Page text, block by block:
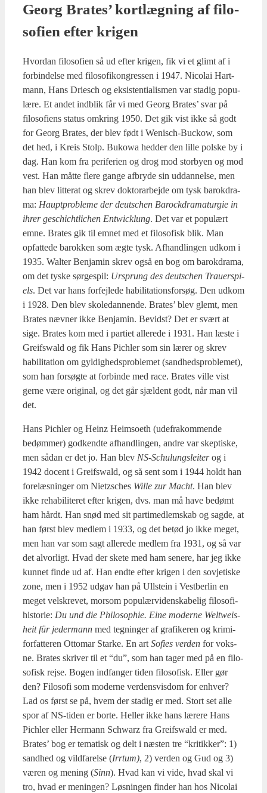
Georg Bra­tes’ kort­læg­ning af filo­
so­fi­en efter kri­gen
Hvor­dan filo­so­fi­en så ud efter kri­gen, fik vi et glimt af i
for­bin­del­se med filo­so­fi­kon­gres­sen i 1947. Nico­lai Hart­
mann, Hans Dri­esch og eksi­sten­ti­a­lis­men var sta­dig popu­
læ­re. Et andet ind­blik får vi med Georg Bra­tes’ svar på
filo­so­fi­ens sta­tus omkring 1950. Det gik vist ikke så godt
for Georg Bra­tes, der blev født i Weni­sch-Buck­ow, som
det hed, i Kreis Stolp. Bukowa hed­der den lil­le pol­ske by i
dag. Han kom fra peri­fe­ri­en og drog mod stor­by­en og mod
vest. Han måt­te fle­re gan­ge afbry­de sin uddan­nel­se, men
han blev lit­te­rat og skrev dok­to­r­ar­bej­de om tysk barokdra­
ma: Haupt­pro­ble­me der deut­schen Baro­ck­dra­ma­tur­gie in
ihrer ges­chi­cht­li­chen Entwi­c­k­lung. Det var et popu­lært
emne. Bra­tes gik til emnet med et filo­so­fisk blik. Man
opfat­te­de barok­ken som ægte tysk. Afhand­lin­gen udkom i
1935. Wal­ter Benja­min skrev også en bog om barokdra­ma,
om det tyske sør­ge­spil: Ursprung des deut­schen Trau­er­spi­
els. Det var hans for­fej­l­e­de habi­li­ta­tions­for­søg. Den udkom
i 1928. Den blev sko­le­dan­nen­de. Bra­tes’ blev glemt, men
Bra­tes næv­ner ikke Benja­min. Bevidst? Det er svært at
sige. Bra­tes kom med i par­ti­et alle­re­de i 1931. Han læste i
Greif­swald og fik Hans Pich­ler som sin lærer og skrev
habi­li­ta­tion om gyl­dig­heds­pro­ble­met (sand­heds­pro­ble­met),
som han for­søg­te at for­bin­de med race. Bra­tes vil­le vist
ger­ne være ori­gi­nal, og det går sjæl­dent godt, når man vil
det.
Hans Pich­ler og Heinz Heimso­eth (ude­frakom­men­de
bedøm­mer) god­kend­te afhand­lin­gen, andre var skep­ti­ske,
men sådan er det jo. Han blev NS-Schulungs­lei­terog i
1942 docent i Greif­swald, og så sent som i 1944 holdt han
fore­læs­nin­ger om Nietzs­ches Wil­le zur Macht. Han blev
ikke reha­bi­li­te­ret efter kri­gen, dvs. man må have bedømt
ham hårdt. Han snød med sit par­ti­med­lem­skab og sag­de, at
han først blev med­lem i 1933, og det betød jo ikke meget,
men han var som sagt alle­re­de med­lem fra 1931, og så var
det alvor­ligt. Hvad der ske­te med ham sene­re, har jeg ikke
kun­net fin­de ud af. Han end­te efter kri­gen i den sov­je­ti­ske
zone, men i 1952 udgav han på Ullste­in i Vest­ber­lin en
meget velskre­vet, mor­som popu­lær­vi­den­ska­be­lig filo­so­fi­
hi­sto­rie: Du und die Phi­los­op­hie. Eine moder­ne Weltwei­s­
heit für jeder­mann med teg­nin­ger af gra­fi­ke­ren og kri­mi­
for­fat­te­ren Otto­mar Star­ke. En artSofies ver­den for voks­
ne. Bra­tes skri­ver til et “du”, som han tager med på en filo­
so­fisk rej­se. Bogen ind­fan­ger tiden filo­so­fisk. Eller gør
den? Filo­so­fi som moder­ne ver­dens­vis­dom for enhver?
Lad os først se på, hvem der sta­dig er med. Stort set alle
spor af NS-tiden er bor­te. Hel­ler ikke hans lære­re Hans
Pich­ler eller Her­mann Schwarz fra Greif­swald er med.
Bra­tes’ bog er tema­tisk og delt i næsten tre “kri­tik­ker”: 1)
sand­hed og vild­fa­rel­se (Irrtum), 2) ver­den og Gud og 3)
væren og mening (Sinn). Hvad kan vi vide, hvad skal vi
tro, hvad er menin­gen? Løs­nin­gen fin­der han hos Nico­lai